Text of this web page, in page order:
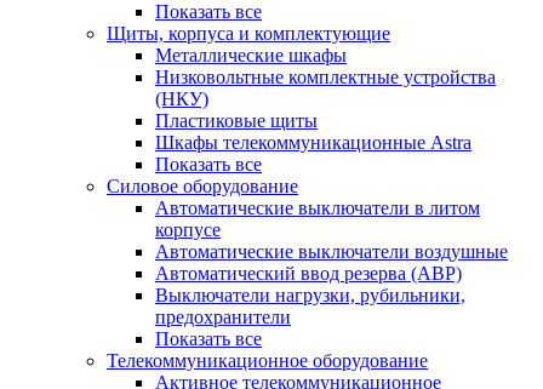
Показать все
Щиты, корпуса и комплектующие
Металлические шкафы
Низковольтные комплектные устройства
(НКУ)
Пластиковые щиты
Шкафы телекоммуникационные Astra
Показать все
Силовое оборудование
Автоматические выключатели в литом
корпусе
Автоматические выключатели воздушные
Автоматический ввод резерва (АВР)
Выключатели нагрузки, рубильники,
предохранители
Показать все
Телекоммуникационное оборудование
Активное телекоммуникационное